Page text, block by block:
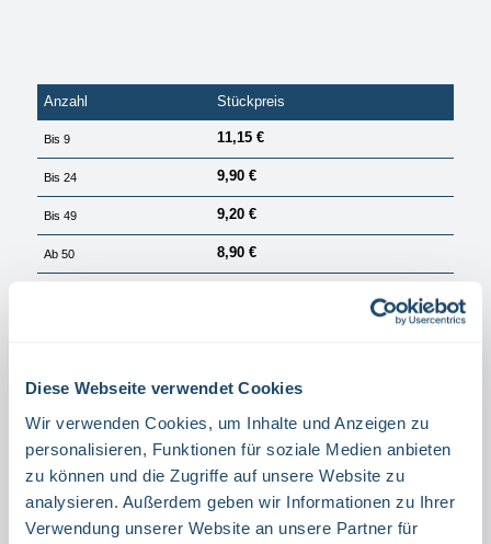
Diese Webseite verwendet Cookies
Wir verwenden Cookies, um Inhalte und Anzeigen zu
personalisieren, Funktionen für soziale Medien anbieten
zu können und die Zugriffe auf unsere Website zu
analysieren. Außerdem geben wir Informationen zu Ihrer
Verwendung unserer Website an unsere Partner für
Anzahl Stückpreis
Bis9 11,15 €
Bis24 9,90 €
Bis49 9,20 €
Ab50 8,90 €
Materialauswählen
ALUMINIUM
FOLIE
Produkt Anzahl: Gib den gewünschten Wert ein oder benutze die Schaltflächen um die Anzahl